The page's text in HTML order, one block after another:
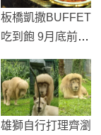
板橋凱撒BUFFET
吃到飽 9月底前銀
半價
雄獅自行打理齊瀏